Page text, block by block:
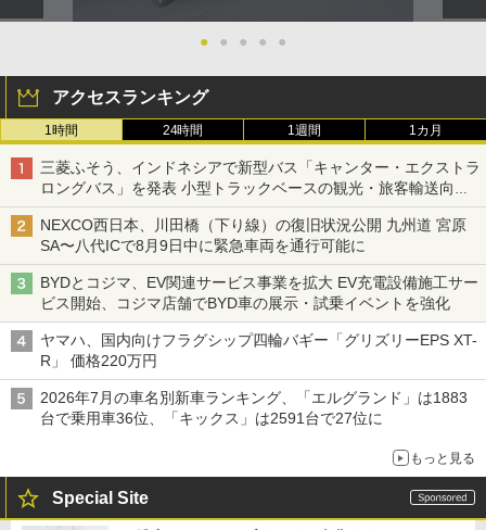
● ● ● ● ●
アクセスランキング
1時間 24時間 1週間 1カ月
三菱ふそう、インドネシアで新型バス「キャンター・エクストラ
ロングバス」を発表 小型トラックベースの観光・旅客輸送向け
バス
NEXCO西日本、川田橋（下り線）の復旧状況公開 九州道 宮原
SA〜八代ICで8月9日中に緊急車両を通行可能に
BYDとコジマ、EV関連サービス事業を拡大 EV充電設備施工サー
ビス開始、コジマ店舗でBYD車の展示・試乗イベントを強化
ヤマハ、国内向けフラグシップ四輪バギー「グリズリーEPS XT-
R」 価格220万円
2026年7月の車名別新車ランキング、「エルグランド」は1883
台で乗用車36位、「キックス」は2591台で27位に
もっと見る
Special Site